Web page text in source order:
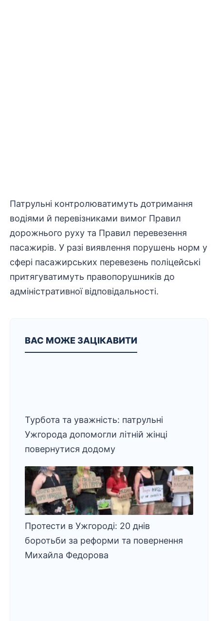
Патрульні контролюватимуть дотримання
водіями й перевізниками вимог Правил
дорожнього руху та Правил перевезення
пасажирів. У разі виявлення порушень норм у
сфері пасажирських перевезень поліцейські
притягуватимуть правопорушників до
адміністративної відповідальності.
ВАС МОЖЕ ЗАЦІКАВИТИ
Турбота та уважність: патрульні
Ужгорода допомогли літній жінці
повернутися додому
Протести в Ужгороді: 20 днів
боротьби за реформи та повернення
Михайла Федорова